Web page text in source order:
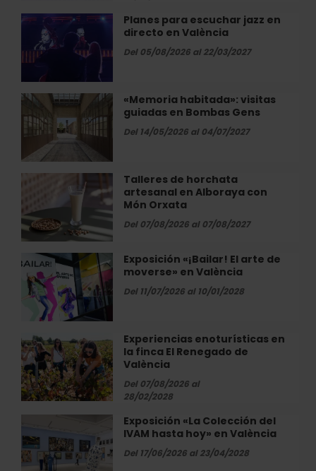
Sundaze
Jam»
València
Planes para escuchar jazz en
directo en València
Del 05/08/2026 al 22/03/2027
Planes
para
escuchar
jazz
en
directo
València
«Memoria habitada»: visitas
guiadas en Bombas Gens
Del 14/05/2026 al 04/07/2027
«Memoria
habitada»:
visitas
guiadas
en
Bombas
Talleres de horchata
artesanal en Alboraya con
Món Orxata
Del 07/08/2026 al 07/08/2027
Talleres
horchata
artesanal
en
Alboraya
con
Món
Orxata
Exposición «¡Bailar! El arte de
moverse» en València
Del 11/07/2026 al 10/01/2028
Exposición
«¡Bailar!
El
arte
moverse»
en
València
Experiencias enoturísticas en
la finca El Renegado de
València
Del 07/08/2026 al
28/02/2028
Experiencias
enoturísticas
en
la
finca
de
València
Exposición «La Colección del
IVAM hasta hoy» en València
Del 17/06/2026 al 23/04/2028
«La
Colección
del